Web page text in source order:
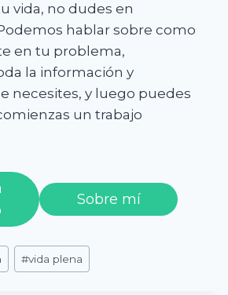
vida, no dudes en
hablar sobre como
en tu problema,
la información y
necesites, y luego puedes
un trabajo
Sobre mí
#vida plena